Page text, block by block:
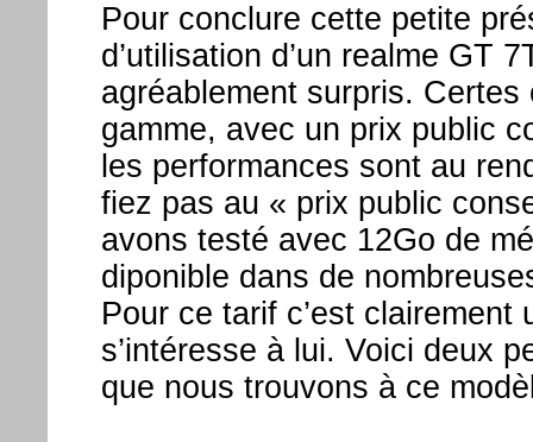
Pour conclure cette petite
d’utilisation d’un realme GT
agréablement surpris. Certes
gamme, avec un prix public
les performances sont au
fiez pas au « prix public
avons testé avec 12Go de
diponible dans de
Pour ce tarif c’est clairement
s’intéresse à lui. Voici deux
que nous trouvons à ce